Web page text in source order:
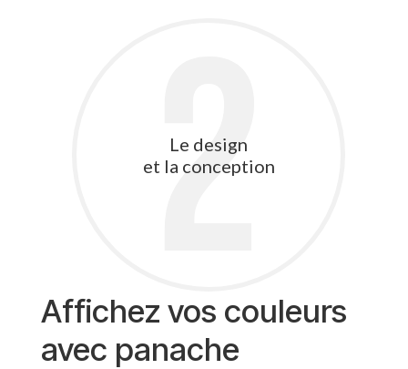
2
Le design
et la conception
Affichez vos couleurs
avec panache